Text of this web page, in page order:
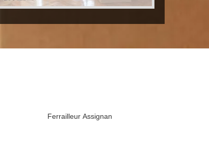
Ferrailleur Assignan